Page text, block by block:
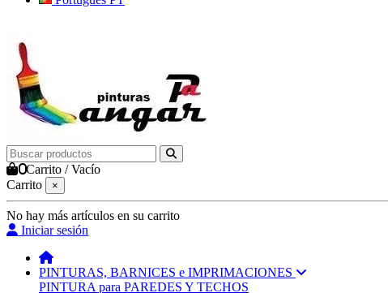
0Carrito /Vacío
Carrito
×
No hay más artículos en su carrito
Iniciar sesión
PINTURAS, BARNICES e IMPRIMACIONES
PINTURA para PAREDES Y TECHOS